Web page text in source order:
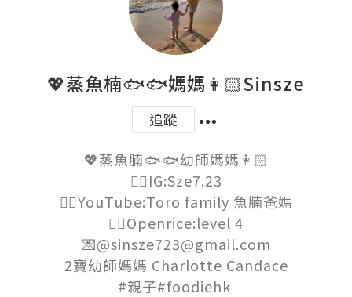
💖蒸魚楠🐟🐟媽媽👩🏻Sinsze
追蹤
💖蒸魚腩🐟🐟幼師媽媽👩🏻
👉🏻IG:Sze7.23
👉🏻YouTube:Toro family 魚腩爸媽
👉🏻Openrice:level 4
💌@sinsze723@gmail.com
2寶幼師媽媽 Charlotte Candace
#親子#foodiehk